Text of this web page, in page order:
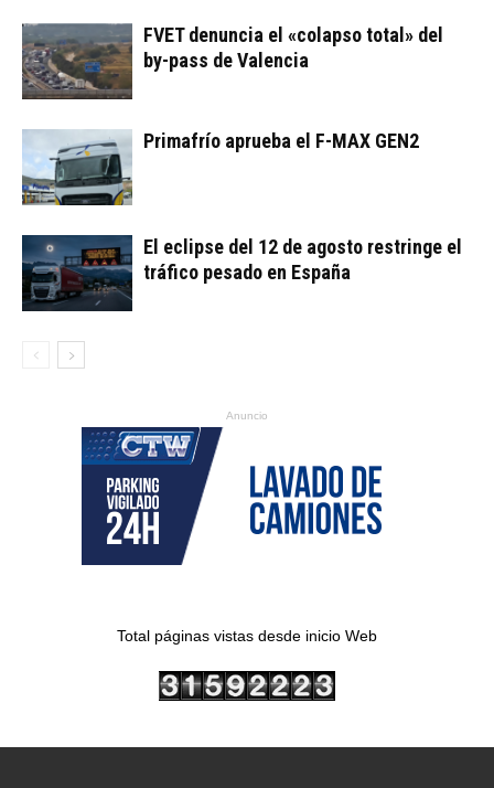
FVET denuncia el «colapso total» del
by-pass de Valencia
Primafrío aprueba el F-MAX GEN2
El eclipse del 12 de agosto restringe el
tráfico pesado en España
Anuncio
Total páginas vistas desde inicio Web